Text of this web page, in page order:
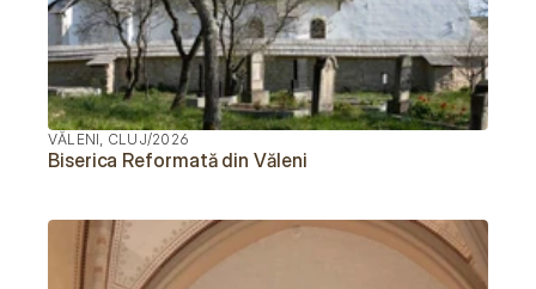
VĂLENI, CLUJ/2026
Biserica Reformată din Văleni